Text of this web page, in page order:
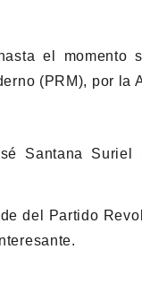
el momento
(PRM), por la
Santana
del Partido